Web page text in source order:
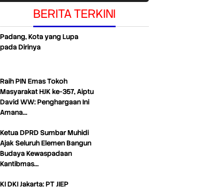
BERITA TERKINI
Padang, Kota yang Lupa
pada Dirinya
Raih PIN Emas Tokoh
Masyarakat HJK ke-357, Aiptu
David WW: Penghargaan Ini
Amana…
Ketua DPRD Sumbar Muhidi
Ajak Seluruh Elemen Bangun
Budaya Kewaspadaan
Kantibmas…
KI DKI Jakarta: PT JIEP